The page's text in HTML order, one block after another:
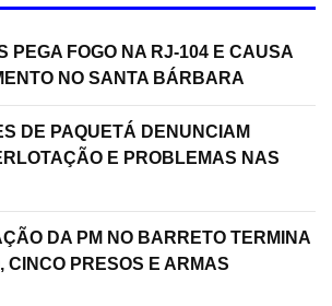
PEGA FOGO NA RJ-104 E CAUSA
NO SANTA BÁRBARA
DE PAQUETÁ DENUNCIAM
E PROBLEMAS NAS
DA PM NO BARRETO TERMINA
CINCO PRESOS E ARMAS